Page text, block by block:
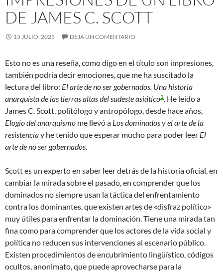
DE JAMES C. SCOTT
15 JULIO, 2025 DEJA UN COMENTARIO
Esto no es una reseña, como digo en el título son impresiones,
también podría decir emociones, que me ha suscitado la
lectura del libro: El arte de no ser gobernados. Una historia
anarquista de las tierras altas del sudeste asiático1. He leído a
James C. Scott, politólogo y antropólogo, desde hace años,
Elogio del anarquismo me llevó a Los dominados y el arte de la
resistenciay he tenido que esperar mucho para poder leer El
arte de no ser gobernados.
Scott es un experto en saber leer detrás de la historia oficial, en
cambiar la mirada sobre el pasado, en comprender que los
dominados no siempre usan la táctica del enfrentamiento
contra los dominantes, que existen artes de «disfraz político»
muy útiles para enfrentar la dominación. Tiene una mirada tan
fina como para comprender que los actores de la vida social y
política no reducen sus intervenciones al escenario público.
Existen procedimientos de encubrimiento lingüístico, códigos
ocultos, anonimato, que puede aprovecharse para la